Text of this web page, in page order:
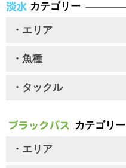
カテゴリー
・エリア
・魚種
・タックル
カテゴリー
・エリア